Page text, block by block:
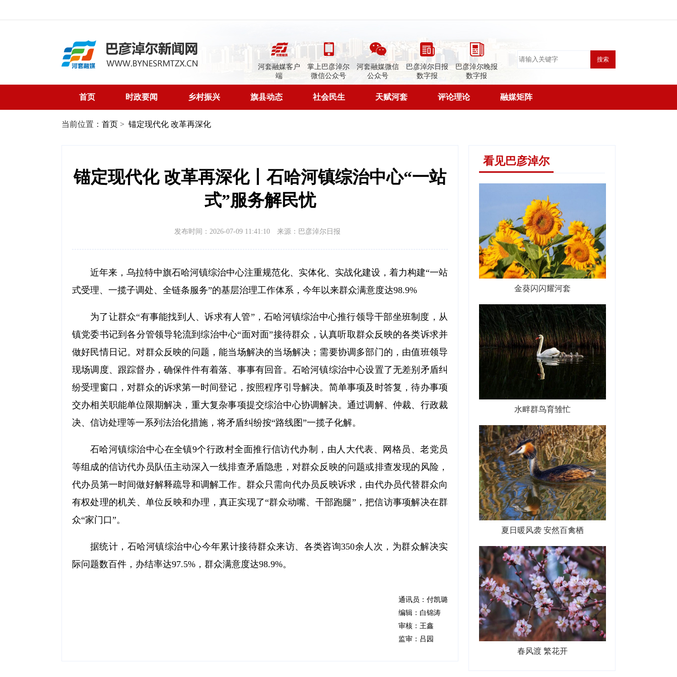
河套融媒客户
端
掌上巴彦淖尔
微信公众号
河套融媒微信
公众号
巴彦淖尔日报
数字报
巴彦淖尔晚报
数字报
搜索
首页 时政要闻 乡村振兴 旗县动态 社会民生 天赋河套 评论理论 融媒矩阵
当前位置： 首页 > 锚定现代化 改革再深化
锚定现代化 改革再深化丨石哈河镇综治中心“一站
式”服务解民忧
发布时间：2026-07-09 11:41:10 来源：巴彦淖尔日报
近年来，乌拉特中旗石哈河镇综治中心注重规范化、实体化、实战化建设，着力构建“一站
式受理、一揽子调处、全链条服务”的基层治理工作体系，今年以来群众满意度达98.9%
为了让群众“有事能找到人、诉求有人管”，石哈河镇综治中心推行领导干部坐班制度，从
镇党委书记到各分管领导轮流到综治中心“面对面”接待群众，认真听取群众反映的各类诉求并
做好民情日记。对群众反映的问题，能当场解决的当场解决；需要协调多部门的，由值班领导
现场调度、跟踪督办，确保件件有着落、事事有回音。石哈河镇综治中心设置了无差别矛盾纠
纷受理窗口，对群众的诉求第一时间登记，按照程序引导解决。简单事项及时答复，待办事项
交办相关职能单位限期解决，重大复杂事项提交综治中心协调解决。通过调解、仲裁、行政裁
决、信访处理等一系列法治化措施，将矛盾纠纷按“路线图”一揽子化解。
石哈河镇综治中心在全镇9个行政村全面推行信访代办制，由人大代表、网格员、老党员
等组成的信访代办员队伍主动深入一线排查矛盾隐患，对群众反映的问题或排查发现的风险，
代办员第一时间做好解释疏导和调解工作。群众只需向代办员反映诉求，由代办员代替群众向
有权处理的机关、单位反映和办理，真正实现了“群众动嘴、干部跑腿”，把信访事项解决在群
众“家门口”。
据统计，石哈河镇综治中心今年累计接待群众来访、各类咨询350余人次，为群众解决实
际问题数百件，办结率达97.5%，群众满意度达98.9%。
通讯员：付凯璐
编辑：白锦涛
审核：王鑫
监审：吕园
看见巴彦淖尔
金葵闪闪耀河套
水畔群鸟育雏忙
夏日暖风袭 安然百禽栖
春风渡 繁花开